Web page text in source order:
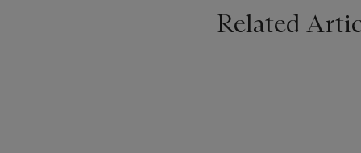
Related